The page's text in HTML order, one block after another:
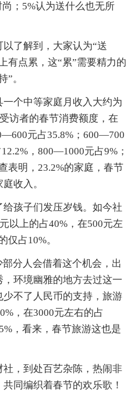
；5%认为送什么也无所
了解到，大家认为“送
有点累，这“累”需要精力的
”。
个中等家庭月收入大约为
访者的春节消费额度，在
元占35.8%；600—700
，800—1000元占9%；
表明，23.2%的家庭，春节
收入。
孩子们发压岁钱。如今社
以上的占40%，在500元左
仅占10%。
分人会借着这个机会，出
环境幽雅的地方去过这一
不了人民币的支持，旅游
，在3000元左右的占
，看来，春节旅游这也是
，到处百艺杂陈，热闹非
同编织着春节的欢乐歌！